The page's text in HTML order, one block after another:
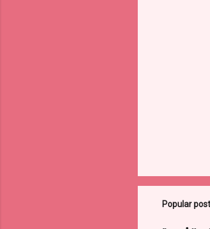
Popular